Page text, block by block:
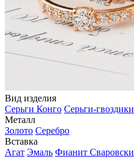
Вид изделия
Серьги Конго Серьги-гвоздики
Металл
Золото Серебро
Вставка
Агат Эмаль Фианит Сваровски